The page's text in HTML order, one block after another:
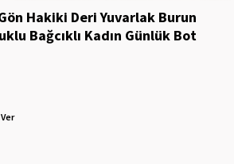
Hakiki Deri Yuvarlak Burun
Bağcıklı Kadın Günlük Bot